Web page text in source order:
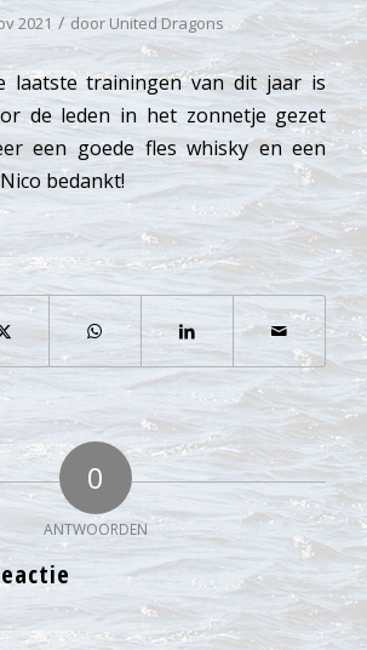
2021 / door United Dragons
laatste trainingen van dit jaar is
de leden in het zonnetje gezet
een goede fles whisky en een
Nico bedankt!
0
ANTWOORDEN